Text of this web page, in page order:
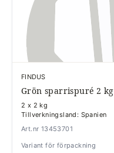
FINDUS
Grön sparrispuré 2 kg
2 x 2 kg
Tillverkningsland: Spanien
Art.nr 13453701
Variant för förpackning